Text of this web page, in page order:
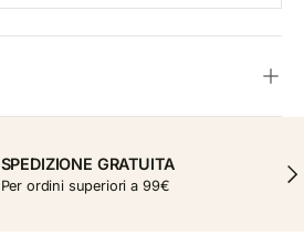
SPEDIZIONE GRATUITA
Per ordini superiori a 99€